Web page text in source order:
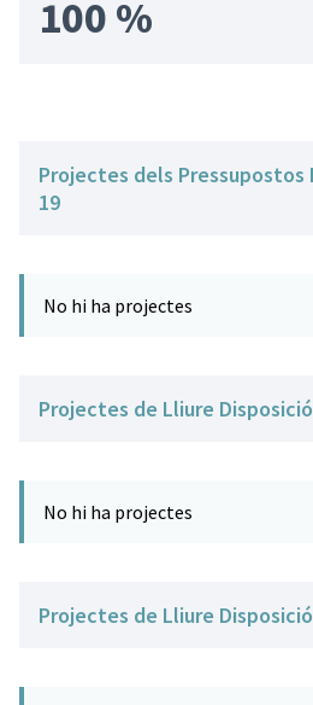
100 %
Projectes dels Pressupostos
19
No hi ha projectes
Projectes de Lliure
No hi ha projectes
Projectes de Lliure